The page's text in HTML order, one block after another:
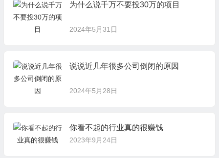
为什么说千万不要投30万的项目
2024年5月31日
说说近几年很多公司倒闭的原因
2024年5月28日
你看不起的行业真的很赚钱
2023年9月24日